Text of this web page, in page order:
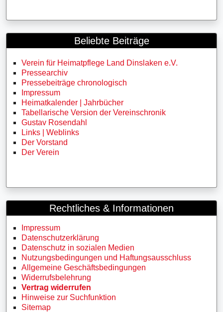
Beliebte Beiträge
Verein für Heimatpflege Land Dinslaken e.V.
Pressearchiv
Pressebeiträge chronologisch
Impressum
Heimatkalender | Jahrbücher
Tabellarische Version der Vereinschronik
Gustav Rosendahl
Links | Weblinks
Der Vorstand
Der Verein
Rechtliches & Informationen
Impressum
Datenschutzerklärung
Datenschutz in sozialen Medien
Nutzungsbedingungen und Haftungsausschluss
Allgemeine Geschäftsbedingungen
Widerrufsbelehrung
Vertrag widerrufen
Hinweise zur Suchfunktion
Sitemap